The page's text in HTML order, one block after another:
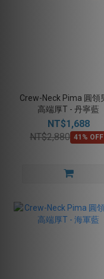
Crew-Neck Pima 圓領男用
高端厚T - 丹寧藍
NT$1,688
NT$2,880 41% OFF